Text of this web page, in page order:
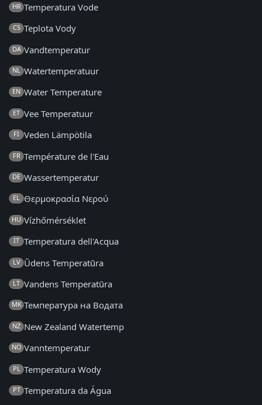
HR Temperatura Vode
CS Teplota Vody
DA Vandtemperatur
NL Watertemperatuur
EN Water Temperature
ET Vee Temperatuur
FI Veden Lämpötila
FR Température de l'Eau
DE Wassertemperatur
EL Θερμοκρασία Νερού
HU Vízhőmérséklet
IT Temperatura dell'Acqua
LV Ūdens Temperatūra
LT Vandens Temperatūra
MK Температура на Водата
NZ New Zealand Watertemp
NO Vanntemperatur
PL Temperatura Wody
PT Temperatura da Água